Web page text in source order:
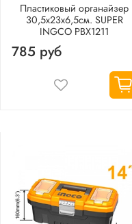
Пластиковый органайзер
30,5х23х6,5см. SUPER
INGCO PBX1211
785 руб